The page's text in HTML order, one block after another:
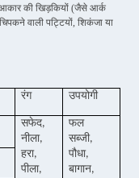
की खिड़कियों (जैसे आर्क
वाली पट्टियों, शिकंजा या
रंग उपयोगी
सफेद,
नीला,
हरा,
पीला,
फल
सब्जी,
पौधा,
बागान,